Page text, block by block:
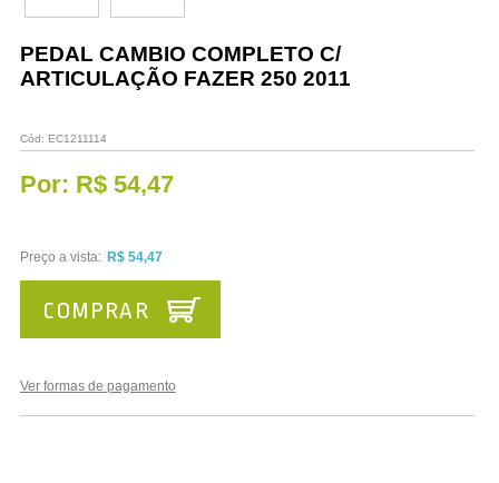
Vestuário
Promoções
PEDAL CAMBIO COMPLETO C/
ARTICULAÇÃO FAZER 250 2011
Cód: EC1211114
Por: R$ 54,47
Preço a vista: R$ 54,47
Ver formas de pagamento
COMPRAR